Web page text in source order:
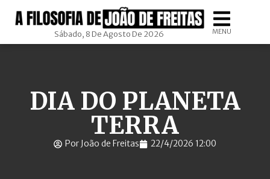
Sábado, 8 De Agosto De 2026 MENU
DIA DO PLANETA
TERRA
Por João de Freitas 22/4/2026 12:00